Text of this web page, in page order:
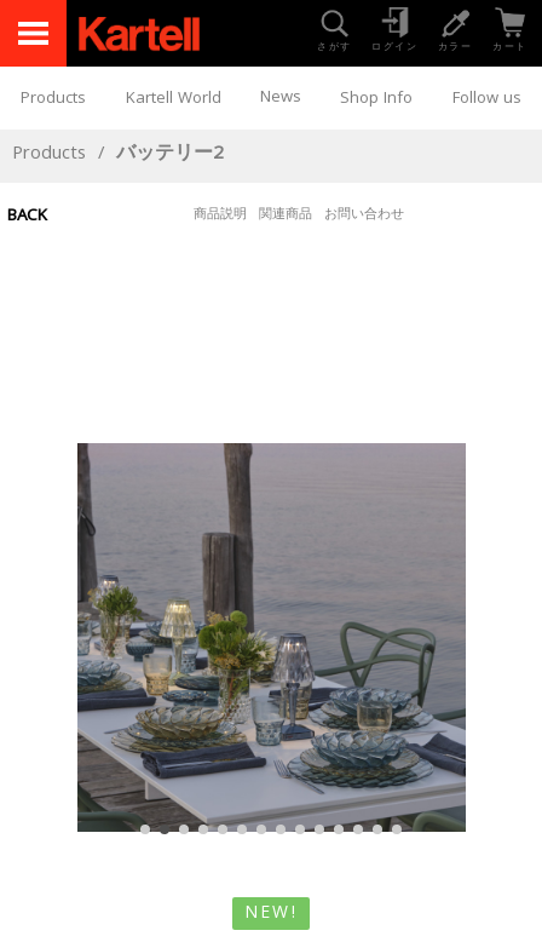
さがす ログイン カラー カート
Products Kartell World News Shop Info Follow us
Products / バッテリー2
BACK 商品説明 関連商品 お問い合わせ
NEW!